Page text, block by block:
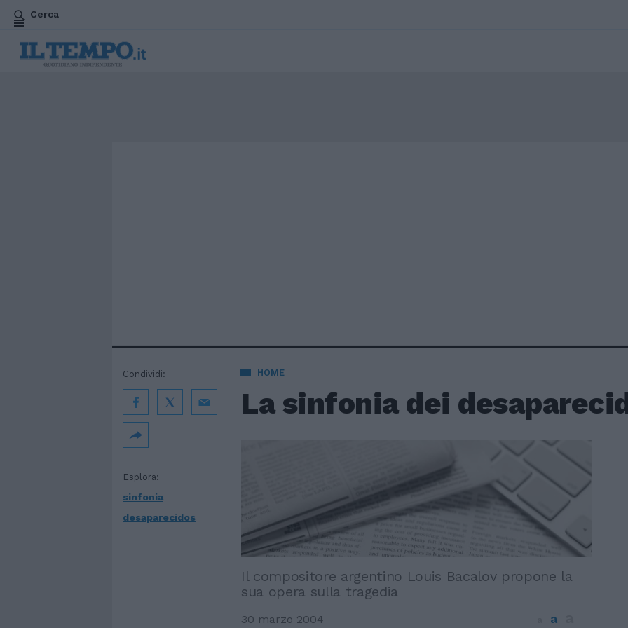
Cerca
HOME
La sinfonia dei
Esplora:
sinfonia
desaparecidos
Condividi:
Il compositore argentino Louis Bacalov propone la
sua opera sulla tragedia
30 marzo 2004 a